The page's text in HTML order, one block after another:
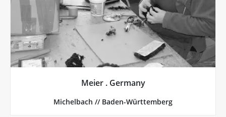
Meier . Germany
Michelbach // Baden-Württemberg
Meier . Germany, Michelbach // Baden-Württemberg
„Entwickle ein Produkt, das man für immer behalten
möchte!“, lautet der Grundgedanke von Meier.
Germany aus der Nähe von Stuttgart. Bekannt sind
vor allem die Schafe in Lebensgröße. Die sehen als
Objekt nicht nur toll aus, sondern fühlen sich auch
fantastisch an. Tolle Handarbeit!